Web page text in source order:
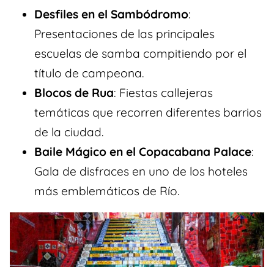
Desfiles en el Sambódromo:
Presentaciones de las principales
escuelas de samba compitiendo por el
título de campeona.
Blocos de Rua: Fiestas callejeras
temáticas que recorren diferentes barrios
de la ciudad.
Baile Mágico en el Copacabana Palace:
Gala de disfraces en uno de los hoteles
más emblemáticos de Río.